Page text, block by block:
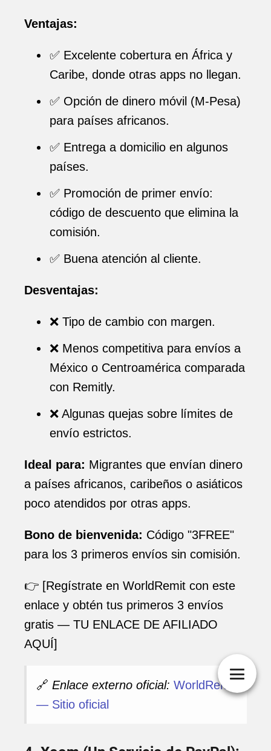
Ventajas:
✅ Excelente cobertura en África y
Caribe, donde otras apps no llegan.
✅ Opción de dinero móvil (M-Pesa)
para países africanos.
✅ Entrega a domicilio en algunos
países.
✅ Promoción de primer envío:
código de descuento que elimina la
comisión.
✅ Buena atención al cliente.
Desventajas:
❌ Tipo de cambio con margen.
❌ Menos competitiva para envíos a
México o Centroamérica comparada
con Remitly.
❌ Algunas quejas sobre límites de
envío estrictos.
Ideal para: Migrantes que envían dinero
a países africanos, caribeños o asiáticos
poco atendidos por otras apps.
Bono de bienvenida: Código "3FREE"
para los 3 primeros envíos sin comisión.
👉 [Regístrate en WorldRemit con este
enlace y obtén tus primeros 3 envíos
gratis — TU ENLACE DE AFILIADO
AQUÍ]
🔗 Enlace externo oficial: WorldRemit
— Sitio oficial